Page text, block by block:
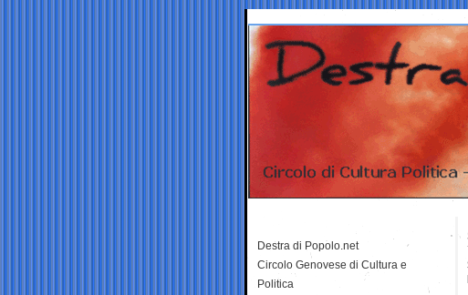
Destra di Popolo.net
Circolo Genovese di Cultura e
Politica